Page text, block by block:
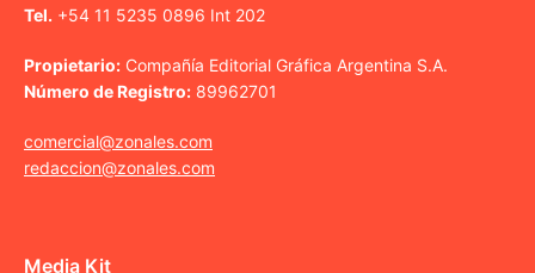
Tel. +54 11 5235 0896 Int 202
Propietario: Compañía Editorial Gráfica Argentina S.A.
Número de Registro: 89962701
comercial@zonales.com
redaccion@zonales.com
Media Kit